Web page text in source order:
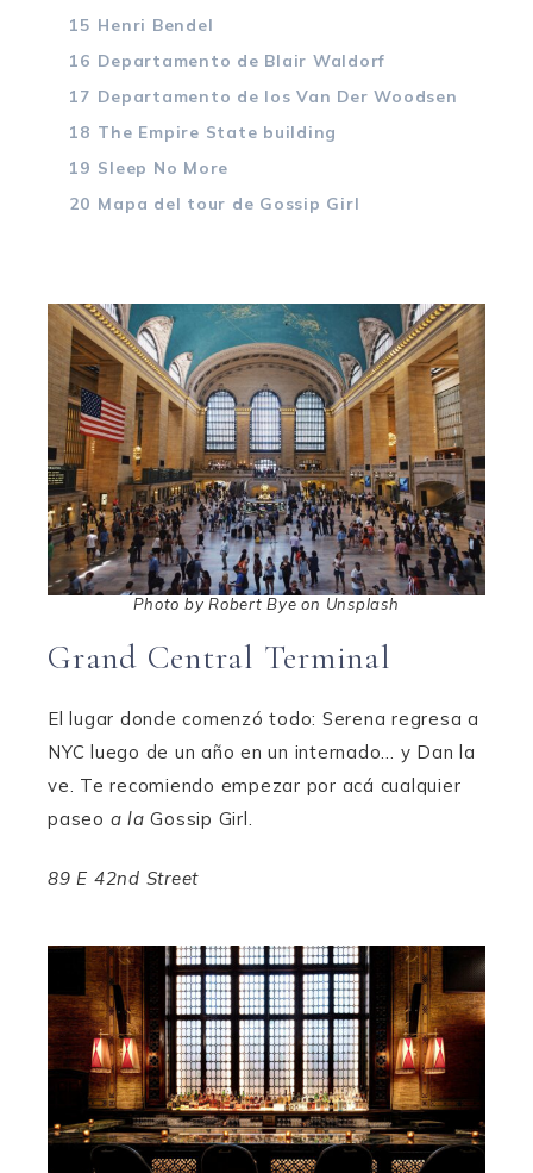
15 Henri Bendel
16 Departamento de Blair Waldorf
17 Departamento de los Van Der Woodsen
18 The Empire State building
19 Sleep No More
20 Mapa del tour de Gossip Girl
Photo by Robert Bye on Unsplash
Grand Central Terminal
El lugar donde comenzó todo: Serena regresa a
NYC luego de un año en un internado… y Dan la
ve. Te recomiendo empezar por acá cualquier
paseo a la Gossip Girl.
89 E 42nd Street